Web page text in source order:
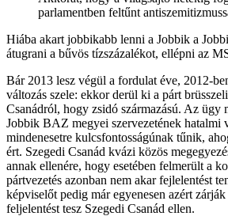
parlamentben feltűnt
Hiába akart jobbikabb lenni a Jobbik a
átugrani a bűvös tízszázalékot, ellépni az
Bár 2013 lesz végül a fordulat éve, 2012-
változás szele: ekkor derül ki a párt
Csanádról, hogy zsidó származású. Az ügy
Jobbik BAZ megyei szervezetének hatalmi
mindenesetre kulcsfontosságúnak tűnik,
ért. Szegedi Csanád kvázi közös
annak ellenére, hogy esetében felmerült a
pártvezetés azonban nem akar fejlelentést
képviselőt pedig már egyenesen azért
feljelentést tesz Szegedi Csanád ellen.